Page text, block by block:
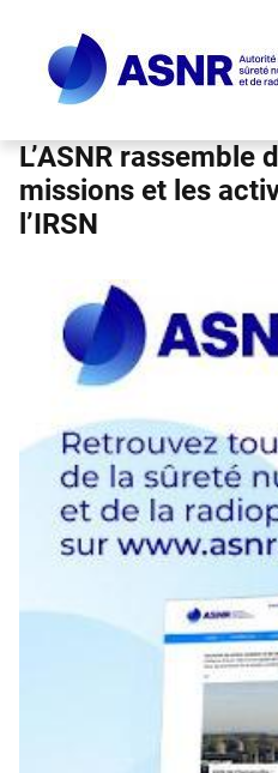
contenu
principal
L’ASNR rassemble
missions et les
l’IRSN